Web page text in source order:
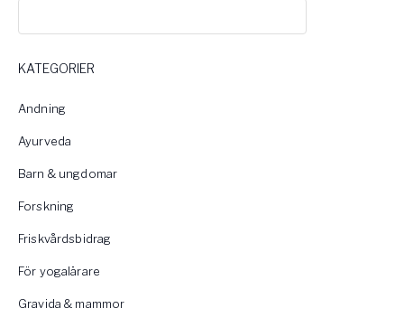
KATEGORIER
Andning
Ayurveda
Barn & ungdomar
Forskning
Friskvårdsbidrag
För yogalärare
Gravida & mammor